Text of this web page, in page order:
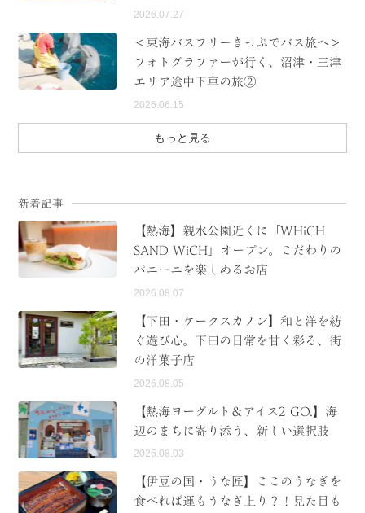
2026.07.27
＜東海バスフリーきっぷでバス旅へ＞
フォトグラファーが行く、沼津・三津
エリア途中下車の旅②
2026.06.15
もっと見る
新着記事
【熱海】親水公園近くに「WHiCH
SAND WiCH」オープン。こだわりの
パニーニを楽しめるお店
2026.08.07
【下田・ケークスカノン】和と洋を紡
ぐ遊び心。下田の日常を甘く彩る、街
の洋菓子店
2026.08.05
【熱海ヨーグルト＆アイス2 GO.】海
辺のまちに寄り添う、新しい選択肢
2026.08.03
【伊豆の国・うな匠】ここのうなぎを
食べれば運もうなぎ上り？！見た目も